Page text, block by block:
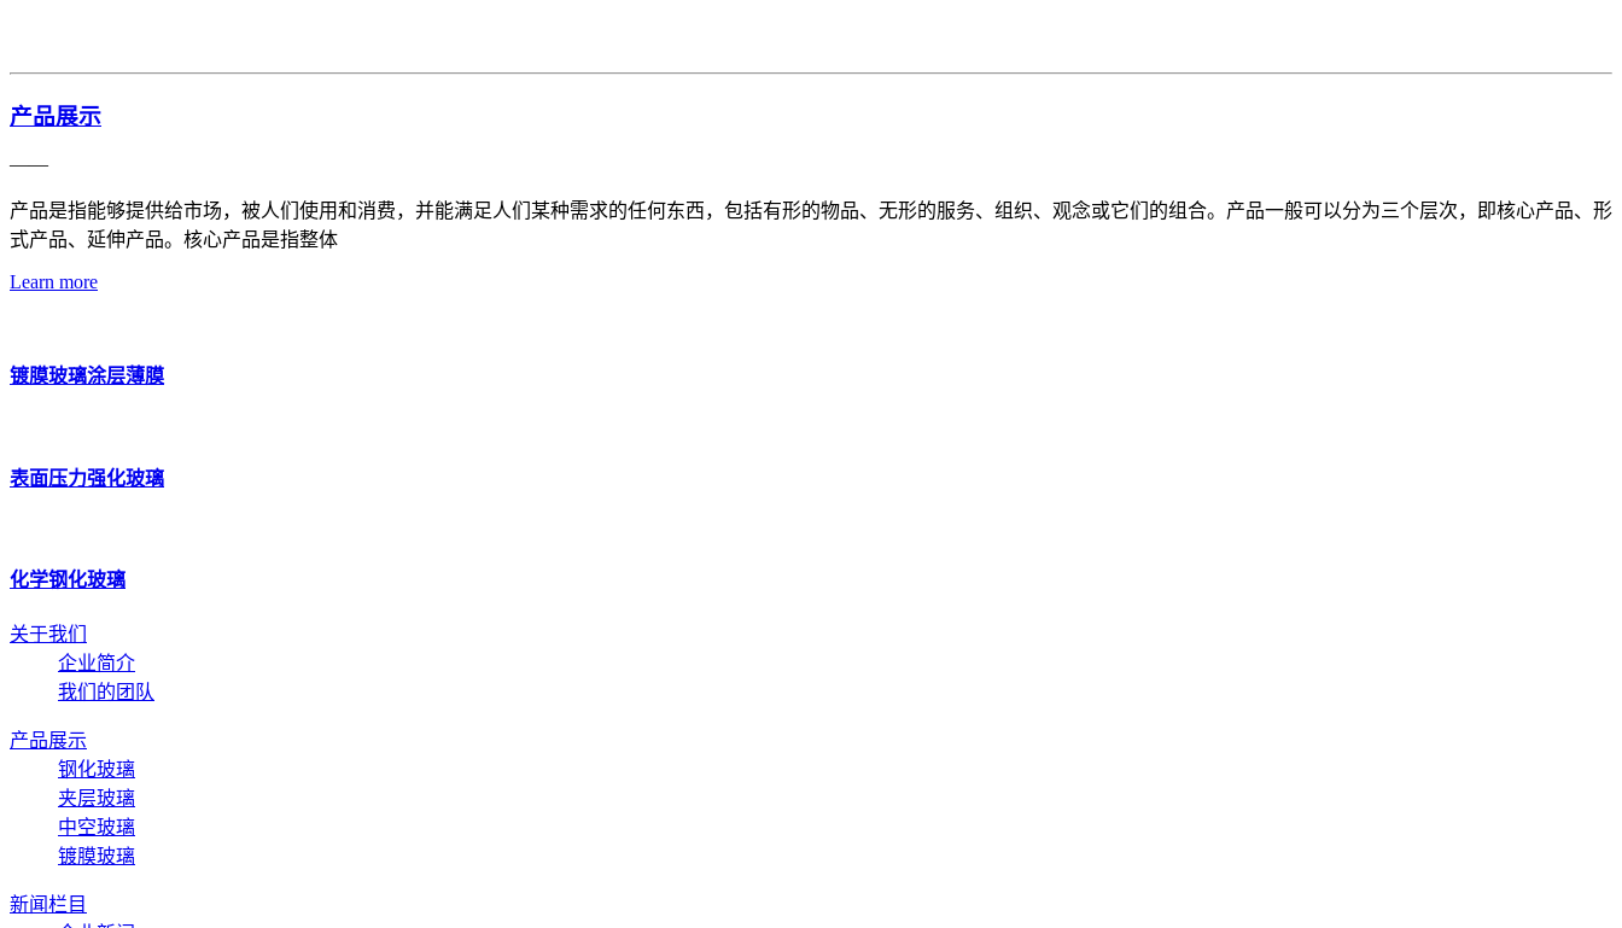
产品展示
——
产品是指能够提供给市场，被人们使用和消费，并能满足人们某种需求的任何东西，包括有形的物品、无形的服务、组织、观念或它们的组合。产品一般可以分为三个层次，即核心产品、形
式产品、延伸产品。核心产品是指整体
Learn more
镀膜玻璃涂层薄膜
表面压力强化玻璃
化学钢化玻璃
关于我们
企业简介
我们的团队
产品展示
钢化玻璃
夹层玻璃
中空玻璃
镀膜玻璃
新闻栏目